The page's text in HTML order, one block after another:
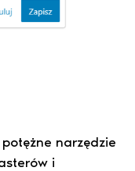
narzędzie
i